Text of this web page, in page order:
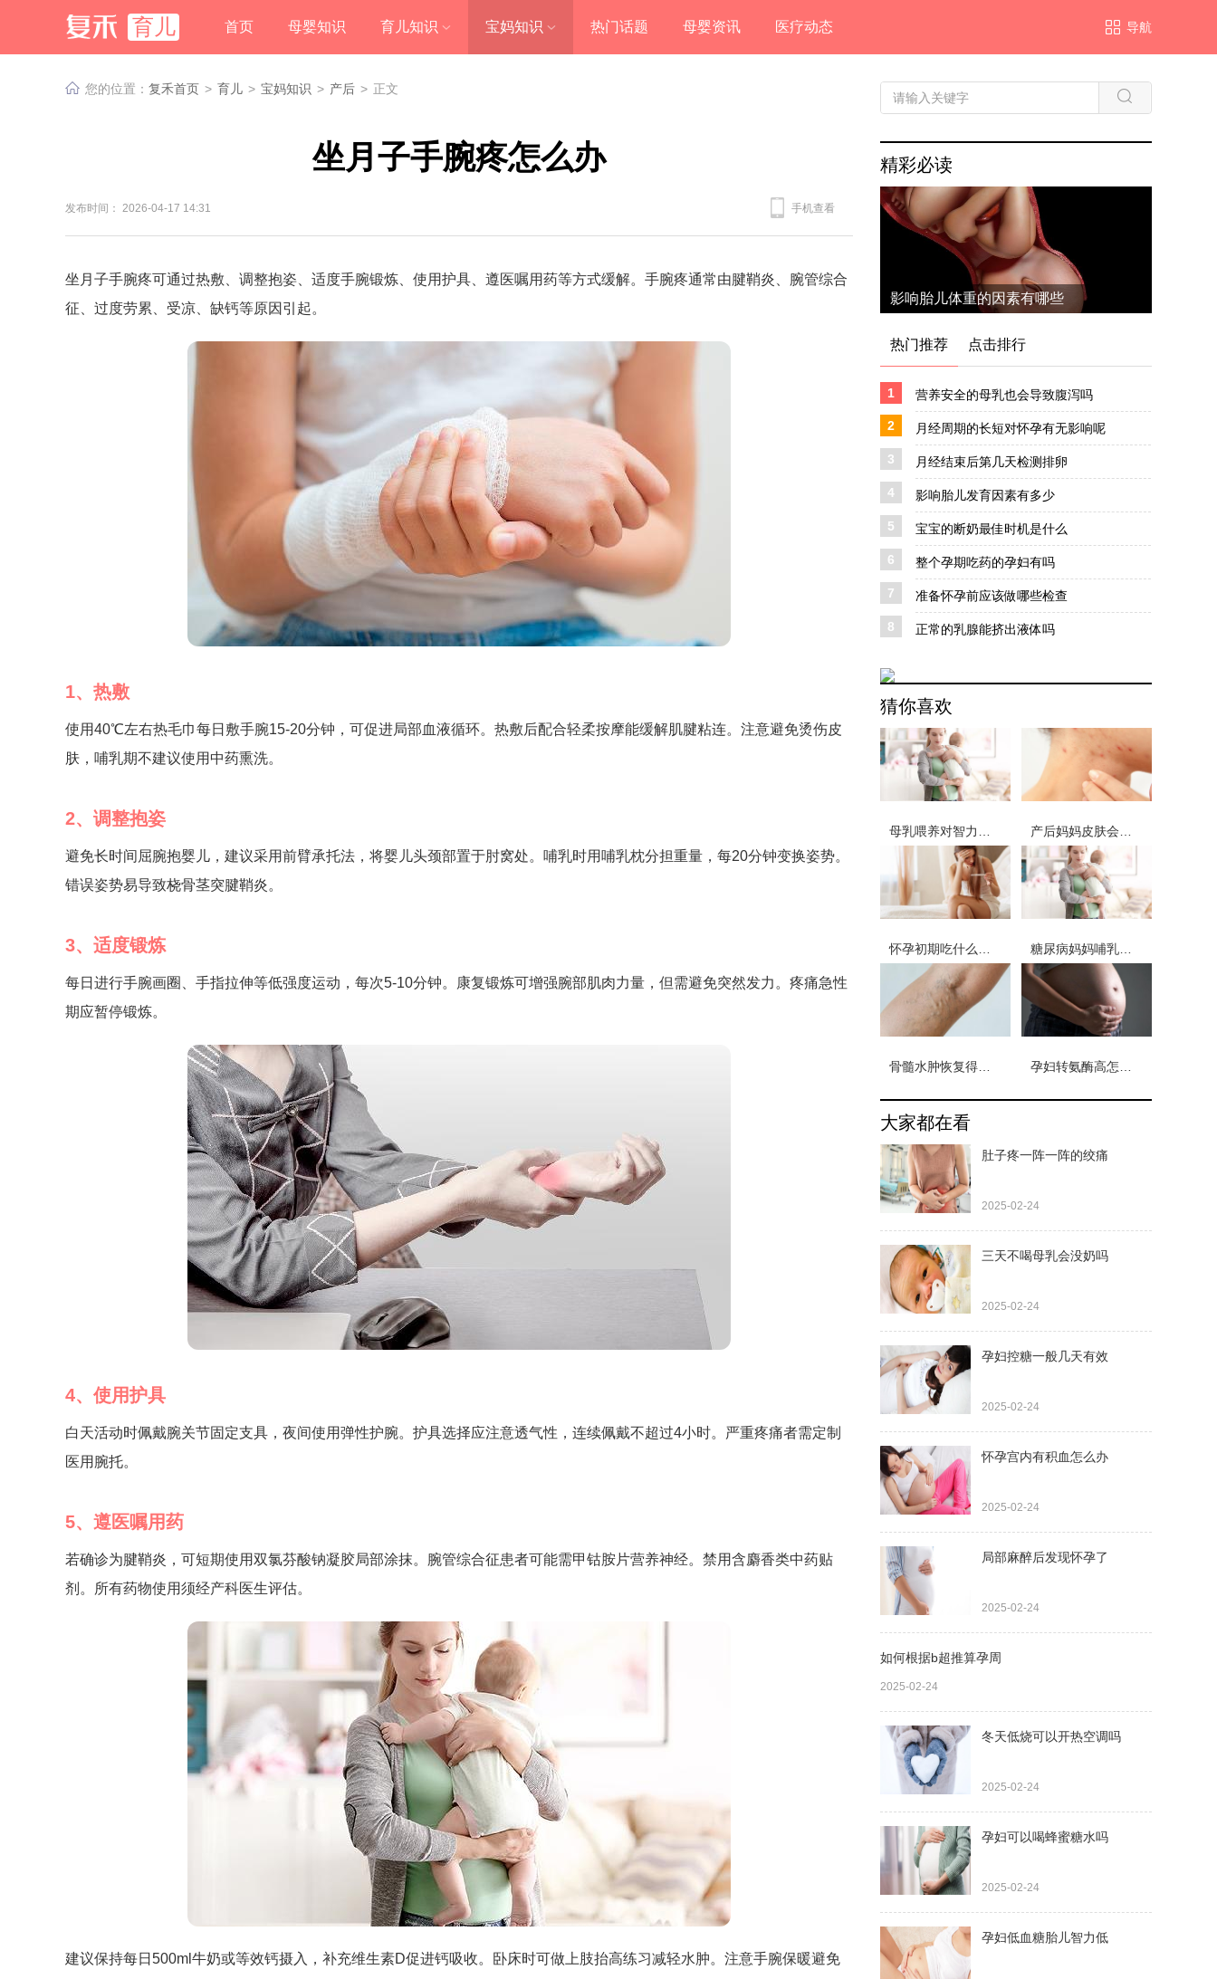
育儿 首页 母婴知识 育儿知识 宝妈知识 热门话题 母婴资讯 医疗动态 导航
您的位置： 复禾首页 > 育儿 > 宝妈知识 > 产后 > 正文
坐月子手腕疼怎么办
发布时间： 2026-04-17 14:31 手机查看
坐月子手腕疼可通过热敷、调整抱姿、适度手腕锻炼、使用护具、遵医嘱用药等方式缓解。手腕疼通常由腱鞘炎、腕管综合
征、过度劳累、受凉、缺钙等原因引起。
1、热敷
使用40℃左右热毛巾每日敷手腕15-20分钟，可促进局部血液循环。热敷后配合轻柔按摩能缓解肌腱粘连。注意避免烫伤皮
肤，哺乳期不建议使用中药熏洗。
2、调整抱姿
避免长时间屈腕抱婴儿，建议采用前臂承托法，将婴儿头颈部置于肘窝处。哺乳时用哺乳枕分担重量，每20分钟变换姿势。
错误姿势易导致桡骨茎突腱鞘炎。
3、适度锻炼
每日进行手腕画圈、手指拉伸等低强度运动，每次5-10分钟。康复锻炼可增强腕部肌肉力量，但需避免突然发力。疼痛急性
期应暂停锻炼。
4、使用护具
白天活动时佩戴腕关节固定支具，夜间使用弹性护腕。护具选择应注意透气性，连续佩戴不超过4小时。严重疼痛者需定制
医用腕托。
5、遵医嘱用药
若确诊为腱鞘炎，可短期使用双氯芬酸钠凝胶局部涂抹。腕管综合征患者可能需甲钴胺片营养神经。禁用含麝香类中药贴
剂。所有药物使用须经产科医生评估。
建议保持每日500ml牛奶或等效钙摄入，补充维生素D促进钙吸收。卧床时可做上肢抬高练习减轻水肿。注意手腕保暖避免
精彩必读
影响胎儿体重的因素有哪些
热门推荐 点击排行
1 营养安全的母乳也会导致腹泻吗
2 月经周期的长短对怀孕有无影响呢
3 月经结束后第几天检测排卵
4 影响胎儿发育因素有多少
5 宝宝的断奶最佳时机是什么
6 整个孕期吃药的孕妇有吗
7 准备怀孕前应该做哪些检查
8 正常的乳腺能挤出液体吗
猜你喜欢
大家都在看
肚子疼一阵一阵的绞痛
2025-02-24
三天不喝母乳会没奶吗
2025-02-24
孕妇控糖一般几天有效
2025-02-24
怀孕宫内有积血怎么办
2025-02-24
局部麻醉后发现怀孕了
2025-02-24
如何根据b超推算孕周
2025-02-24
冬天低烧可以开热空调吗
2025-02-24
孕妇可以喝蜂蜜糖水吗
2025-02-24
孕妇低血糖胎儿智力低